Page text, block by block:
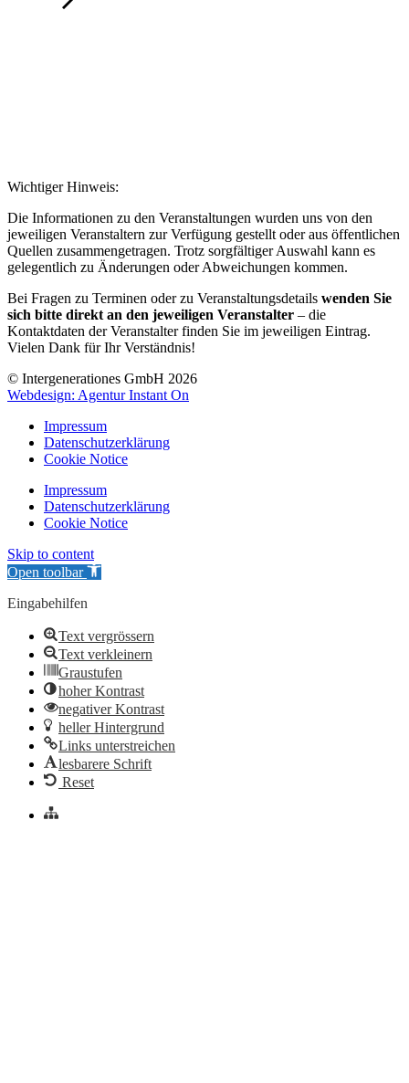
Wichtiger Hinweis:
Die Informationen zu den Veranstaltungen wurden uns von den
jeweiligen Veranstaltern zur Verfügung gestellt oder aus öffentlichen
Quellen zusammengetragen. Trotz sorgfältiger Auswahl kann es
gelegentlich zu Änderungen oder Abweichungen kommen.
Bei Fragen zu Terminen oder zu Veranstaltungsdetails wenden Sie
sich bitte direkt an den jeweiligen Veranstalter – die
Kontaktdaten der Veranstalter finden Sie im jeweiligen Eintrag.
Vielen Dank für Ihr Verständnis!
© Intergenerationes GmbH 2026
Webdesign: Agentur Instant On
Impressum
Datenschutzerklärung
Cookie Notice
Impressum
Datenschutzerklärung
Cookie Notice
Skip to content
Open toolbar
Eingabehilfen
Text vergrössern
Text verkleinern
Graustufen
hoher Kontrast
negativer Kontrast
heller Hintergrund
Links unterstreichen
lesbarere Schrift
Reset